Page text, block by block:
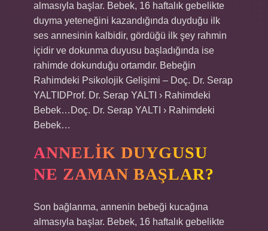
almasıyla başlar. Bebek, 16 haftalık gebelikte
duyma yeteneğini kazandığında duyduğu ilk
ses annesinin kalbidir, gördüğü ilk şey rahmin
içidir ve dokunma duyusu başladığında ise
rahimde dokunduğu ortamdır. Bebeğin
Rahimdeki Psikolojik Gelişimi – Doç. Dr. Serap
YALTIDProf. Dr. Serap YALTI › Rahimdeki
Bebek…Doç. Dr. Serap YALTI › Rahimdeki
Bebek…
ANNELIK DUYGUSU
NE ZAMAN BAŞLAR?
Son bağlanma, annenin bebeği kucağına
almasıyla başlar. Bebek, 16 haftalık gebelikte